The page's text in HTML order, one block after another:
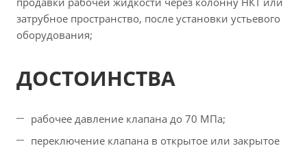
затрубное пространство, после установки устьевого
оборудования;
ДОСТОИНСТВА
рабочее давление клапана до 70 МПа;
переключение клапана в открытое или закрытое